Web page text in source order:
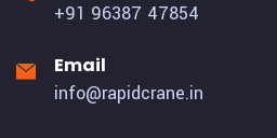
+91 96387 47854
Email
info@rapidcrane.in